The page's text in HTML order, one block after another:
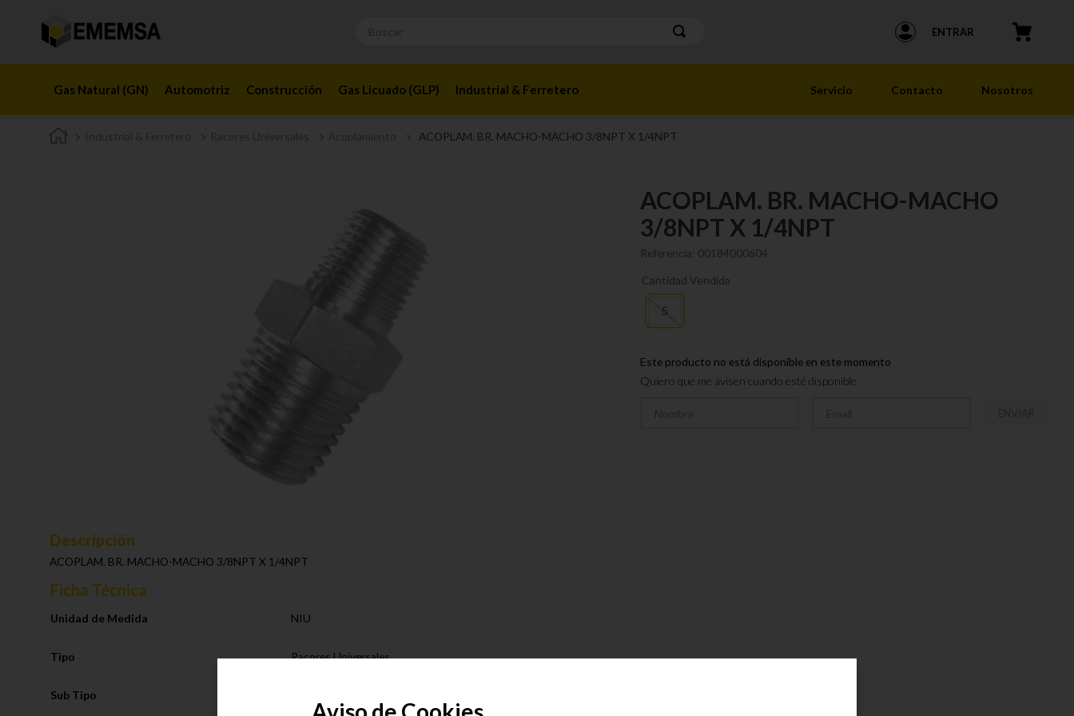
ENTRAR
Gas Natural (GN) Automotriz Construcción Gas Licuado (GLP) Industrial & Ferretero Servicio Contacto Nosotros
ACOPLAM. BR. MACHO-MACHO 3/8NPT X 1/4NPT
ACOPLAM. BR. MACHO-MACHO
3/8NPT X 1/4NPT
Referencia: 00184000604
Cantidad Vendida
5
Este producto no está disponible en este momento
Quiero que me avisen cuando esté disponible
Descripción
ACOPLAM. BR. MACHO-MACHO 3/8NPT X 1/4NPT
Ficha Técnica
Unidad de Medida NIU
Tipo Racores Universales
Sub Tipo